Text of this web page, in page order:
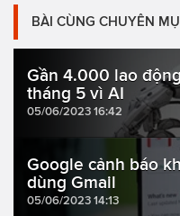
BÀI CÙNG CHUYÊN
Gần 4.000 lao
tháng 5 vì AI
05/06/2023 16:42
Google cảnh báo
dùng Gmail
05/06/2023 14:13